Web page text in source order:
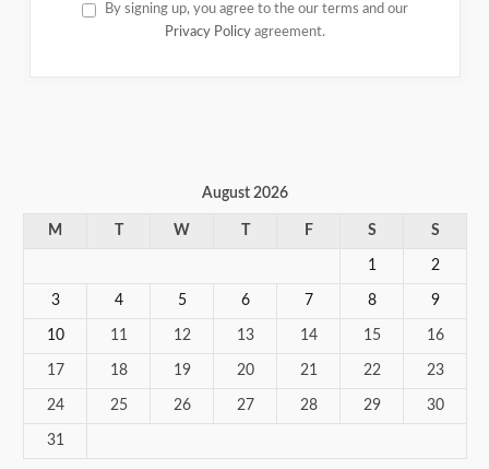
By signing up, you agree to the our terms and our
Privacy Policy agreement.
August 2026
M T W T F S S
1 2
3 4 5 6 7 8 9
10 11 12 13 14 15 16
17 18 19 20 21 22 23
24 25 26 27 28 29 30
31